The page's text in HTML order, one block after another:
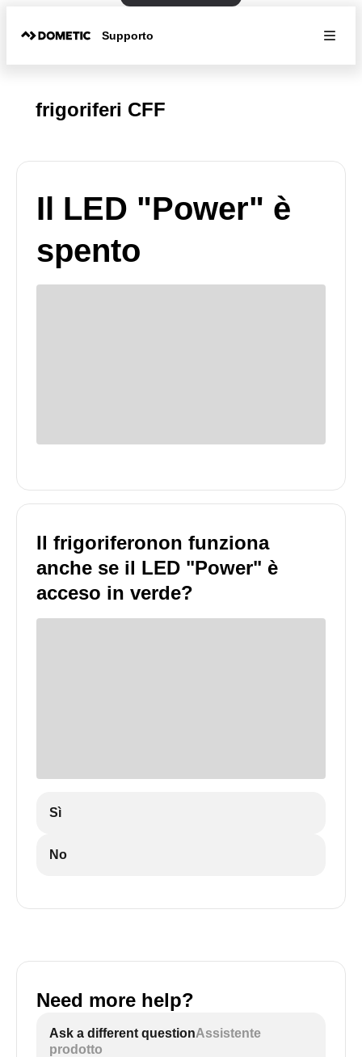
Supporto
frigoriferi CFF
Il LED "Power" è
spento
Il frigoriferonon funziona
anche se il LED "Power" è
acceso in verde?
Sì
No
Need more help?
Ask a different questionAssistente
prodotto